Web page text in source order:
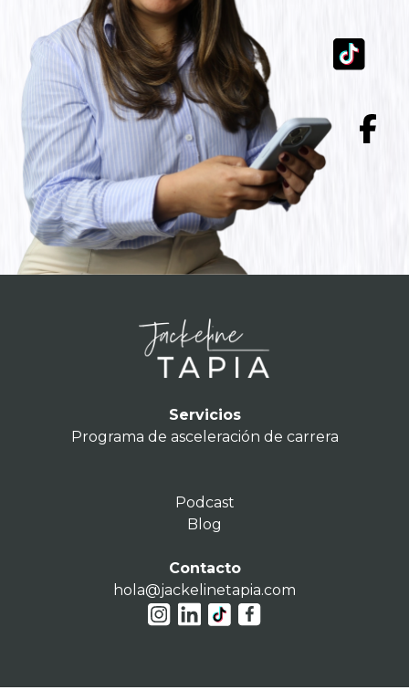
Servicios
Programa de asceleración de carrera
Podcast
Blog
Contacto
hola@jackelinetapia.com